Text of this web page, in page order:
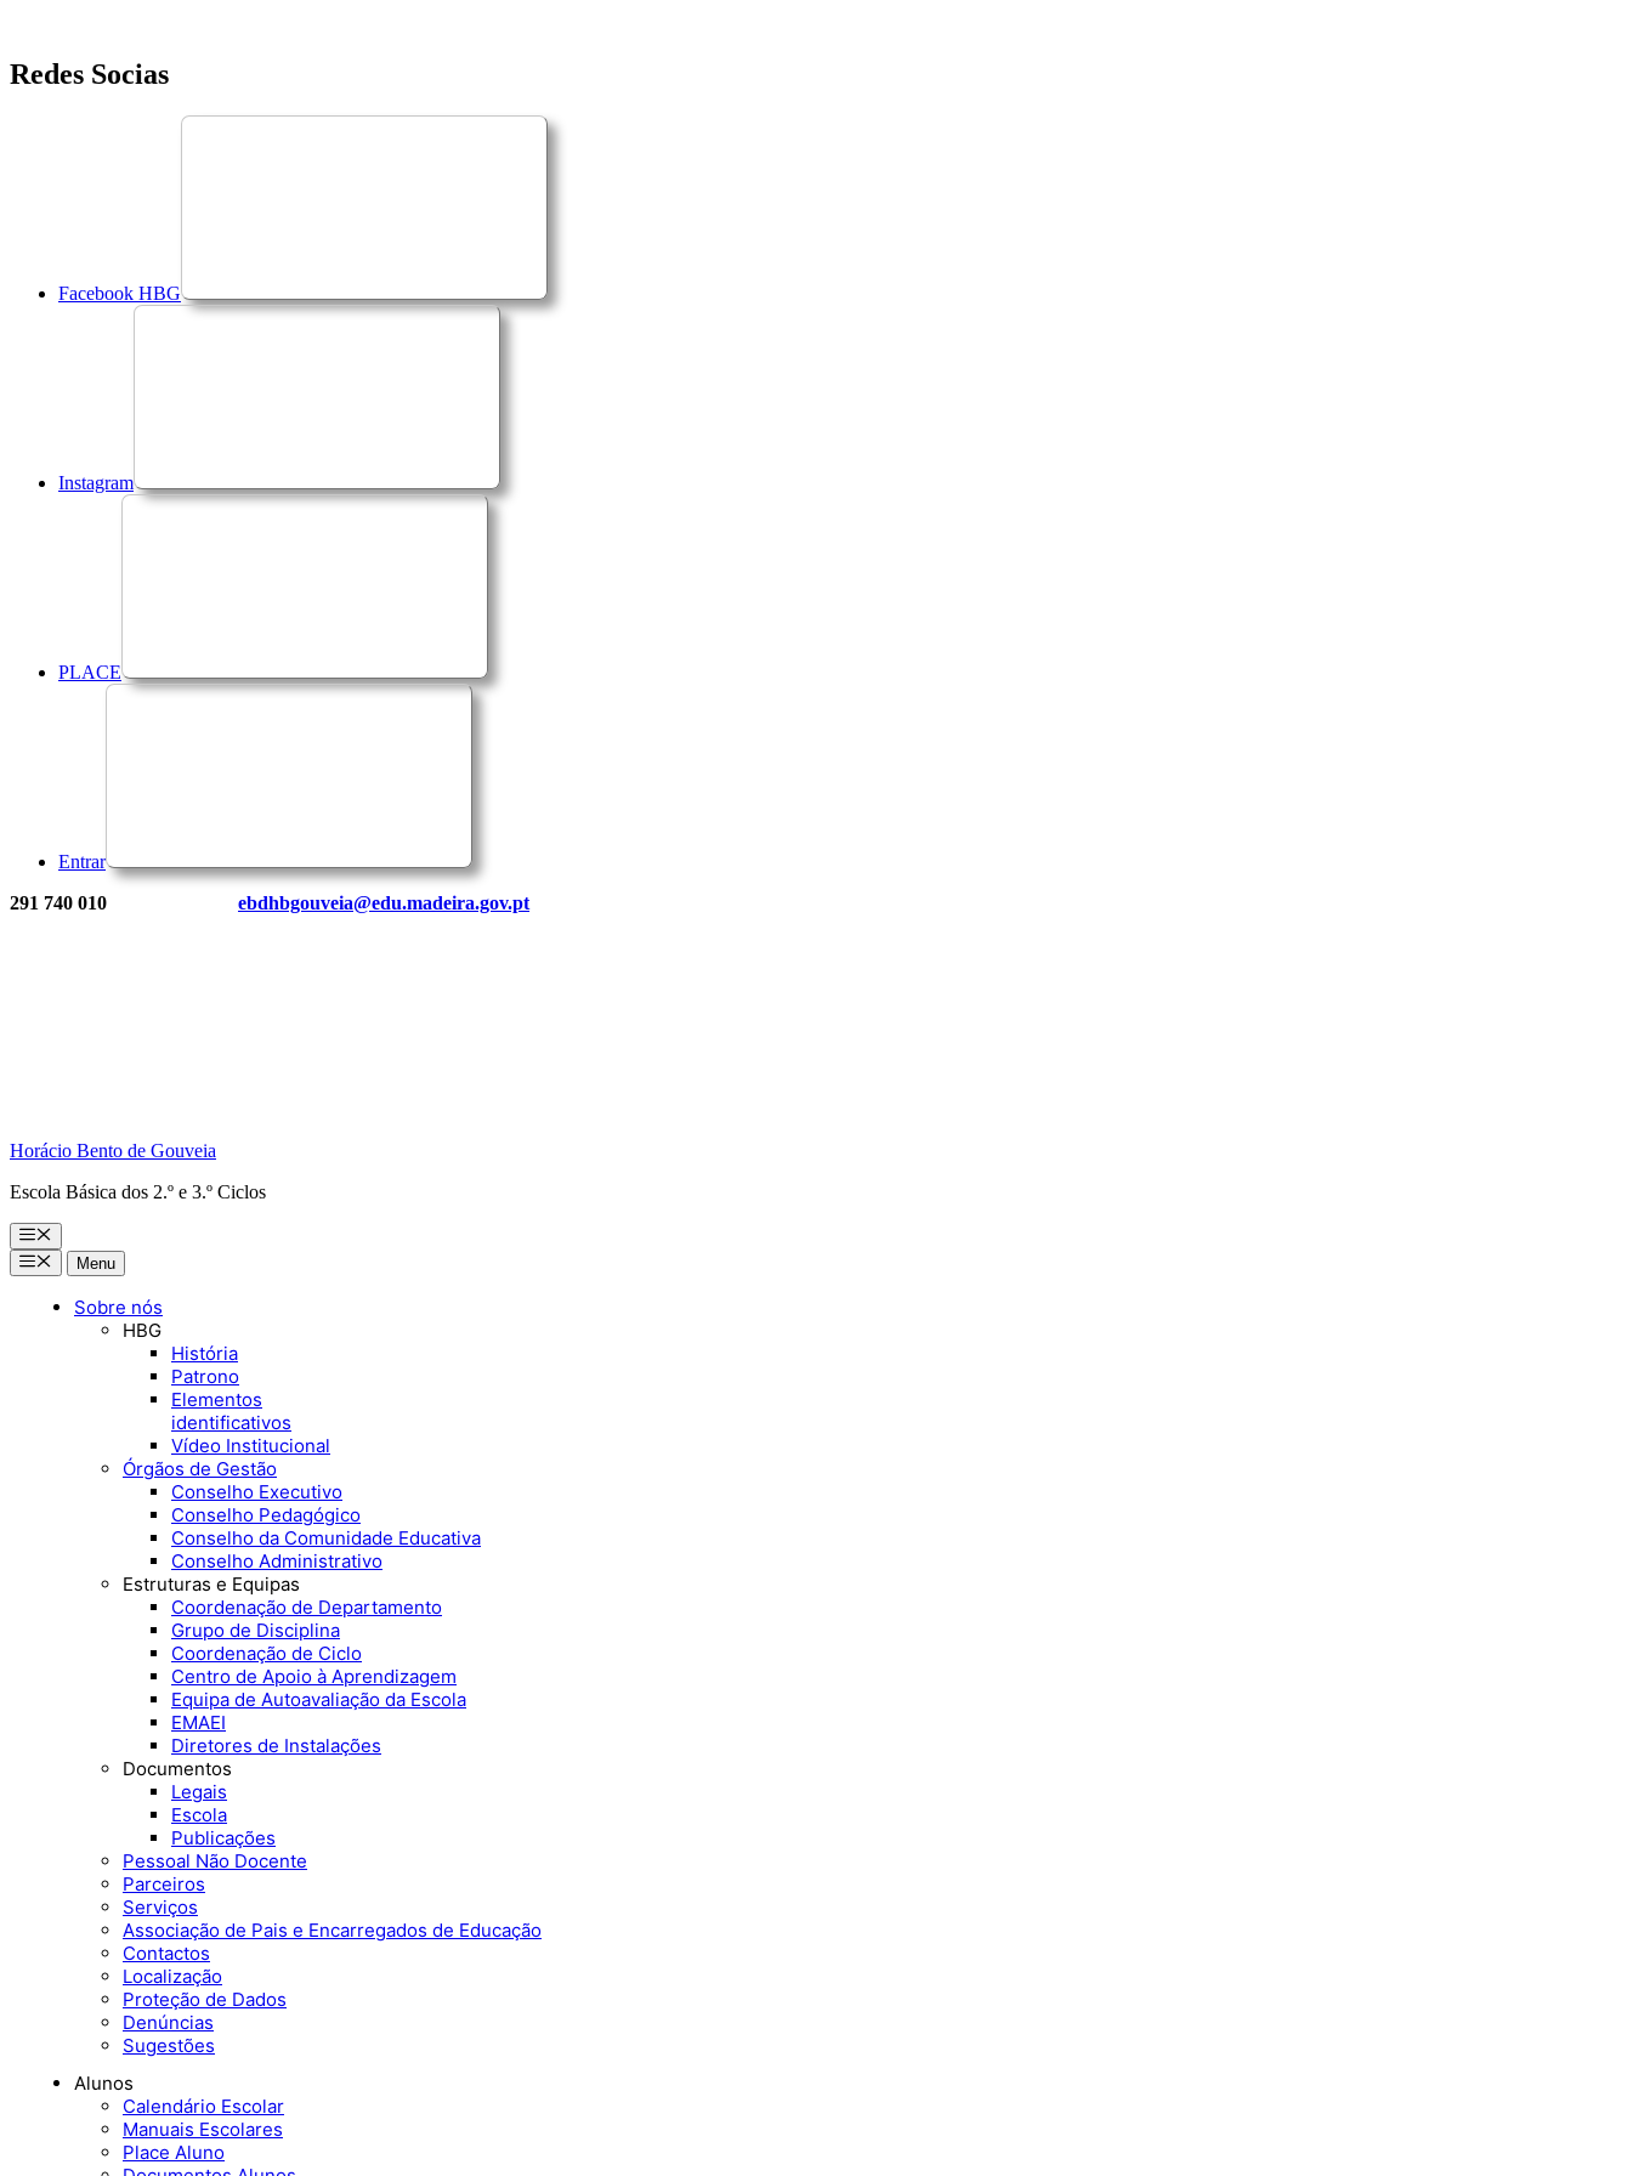
Saltar
para
Redes Socias
Facebook HBG
Instagram
PLACE
Entrar
291 740 010 ebdhbgouveia@edu.madeira.gov.pt
Horácio Bento de Gouveia
Escola Básica dos 2.º e 3.º Ciclos
Menu
MenuMenu
Sobre nós
HBG
História
Patrono
Elementos
identificativos
Vídeo Institucional
Órgãos de Gestão
Conselho Executivo
Conselho Pedagógico
Conselho da Comunidade Educativa
Conselho Administrativo
Estruturas e Equipas
Coordenação de Departamento
Grupo de Disciplina
Coordenação de Ciclo
Centro de Apoio à Aprendizagem
Equipa de Autoavaliação da Escola
EMAEI
Diretores de Instalações
Documentos
Legais
Escola
Publicações
Pessoal Não Docente
Parceiros
Serviços
Associação de Pais e Encarregados de Educação
Contactos
Localização
Proteção de Dados
Denúncias
Sugestões
Alunos
Calendário Escolar
Manuais Escolares
Place Aluno